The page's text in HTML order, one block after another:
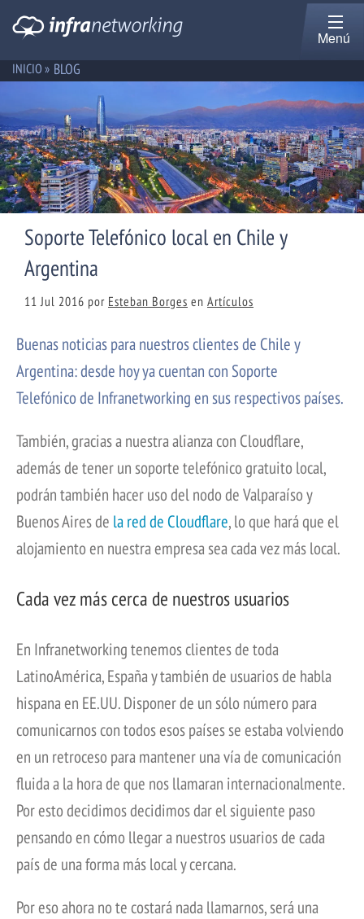
Menú
INICIO » BLOG
Soporte Telefónico local en Chile y
Argentina
11 Jul 2016 por Esteban Borges en Artículos
Buenas noticias para nuestros clientes de Chile y
Argentina: desde hoy ya cuentan con Soporte
Telefónico de Infranetworking en sus respectivos países.
También, gracias a nuestra alianza con Cloudflare,
además de tener un soporte telefónico gratuito local,
podrán también hacer uso del nodo de Valparaíso y
Buenos Aires de la red de Cloudflare, lo que hará que el
alojamiento en nuestra empresa sea cada vez más local.
Cada vez más cerca de nuestros usuarios
En Infranetworking tenemos clientes de toda
LatinoAmérica, España y también de usuarios de habla
hispana en EE.UU. Disponer de un sólo número para
comunicarnos con todos esos países se estaba volviendo
en un retroceso para mantener una vía de comunicación
fluida a la hora de que nos llamaran internacionalmente.
Por esto decidimos decidimos dar el siguiente paso
pensando en cómo llegar a nuestros usuarios de cada
país de una forma más local y cercana.
Por eso ahora no te costará nada llamarnos, será una